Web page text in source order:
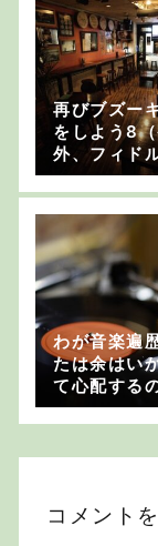
再びブズー
をしよう8
外、フィド
編）：field
一彦
わが音楽遍
たは余はい
て心配する
めてアイリ
ュ・ミュー
コメント